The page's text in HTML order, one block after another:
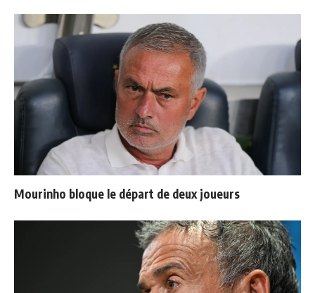
Mourinho bloque le départ de deux joueurs